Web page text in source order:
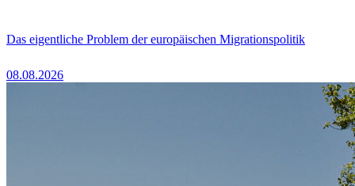
Das eigentliche Problem der europäischen Migrationspolitik
08.08.2026